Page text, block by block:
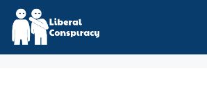
Skip
content